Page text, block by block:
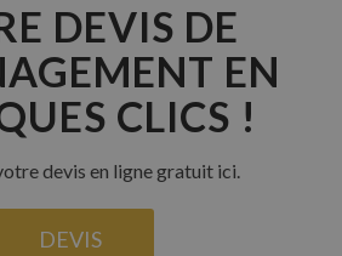
DEVIS DE
EN
CLICS !
devis en ligne gratuit ici.
DEVIS